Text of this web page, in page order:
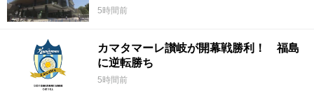
5時間前
カマタマーレ讃岐が開幕戦勝利！ 福島
に逆転勝ち
5時間前